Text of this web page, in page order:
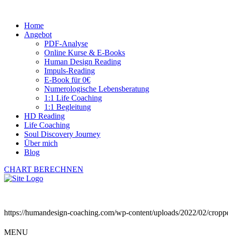
Home
Angebot
PDF-Analyse
Online Kurse & E-Books
Human Design Reading
Impuls-Reading
E-Book für 0€
Numerologische Lebensberatung
1:1 Life Coaching
1:1 Begleitung
HD Reading
Life Coaching
Soul Discovery Journey
Über mich
Blog
CHART BERECHNEN
https://humandesign-coaching.com/wp-content/uploads/2022/02/
MENU